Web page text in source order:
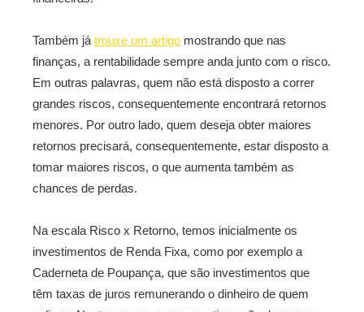
Também já trouxe um artigo mostrando que nas
finanças, a rentabilidade sempre anda junto com o risco.
Em outras palavras, quem não está disposto a correr
grandes riscos, consequentemente encontrará retornos
menores. Por outro lado, quem deseja obter maiores
retornos precisará, consequentemente, estar disposto a
tomar maiores riscos, o que aumenta também as
chances de perdas.
Na escala Risco x Retorno, temos inicialmente os
investimentos de Renda Fixa, como por exemplo a
Caderneta de Poupança, que são investimentos que
têm taxas de juros remunerando o dinheiro de quem